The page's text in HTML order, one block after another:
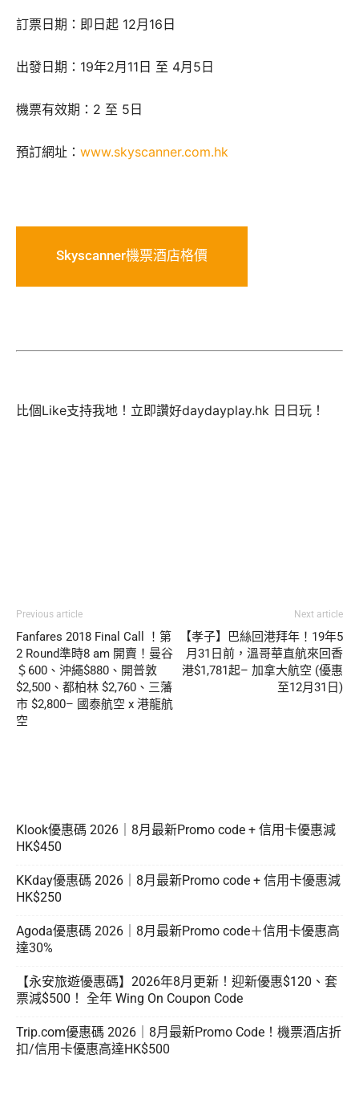
訂票日期：即日起 12月16日
出發日期：19年2月11日 至 4月5日
機票有效期：2 至 5日
預訂網址： www.skyscanner.com.hk
Skyscanner機票酒店格價
比個Like支持我地！立即讚好daydayplay.hk 日日玩！
Previous article
Fanfares 2018 Final Call ！第
2 Round準時8 am 開賣！曼谷
＄600、沖繩$880、開普敦
$2,500、都柏林 $2,760、三藩
市 $2,800– 國泰航空 x 港龍航
空
Next article
【孝子】巴絲回港拜年！19年5
月31日前，溫哥華直航來回香
港$1,781起– 加拿大航空 (優惠
至12月31日)
Klook優惠碼 2026｜8月最新Promo code + 信用卡優惠減
HK$450
KKday優惠碼 2026｜8月最新Promo code + 信用卡優惠減
HK$250
Agoda優惠碼 2026｜8月最新Promo code＋信用卡優惠高
達30%
【永安旅遊優惠碼】2026年8月更新！迎新優惠$120、套
票減$500！ 全年 Wing On Coupon Code
Trip.com優惠碼 2026｜8月最新Promo Code！機票酒店折
扣/信用卡優惠高達HK$500